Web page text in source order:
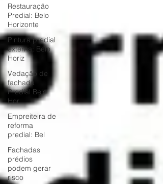
Restauração
Predial: Belo
Horizonte
Pintura predial
externa: Belo
Horiz
Vedação de
fachada
Predial Belo
Hor
Empreiteira de
reforma
predial: Bel
Fachadas
prédios
podem gerar
risco